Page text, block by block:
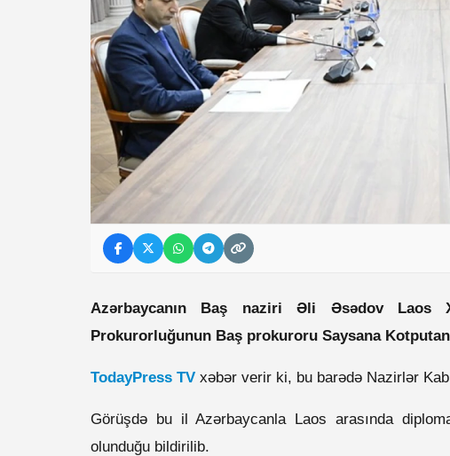
Azərbaycanın Baş naziri Əli Əsədov Laos
Prokurorluğunun Baş prokuroru Saysana
TodayPress TV xəbər verir ki, bu barədə Nazirlər
Görüşdə bu il Azərbaycanla Laos arasında
olunduğu bildirilib.